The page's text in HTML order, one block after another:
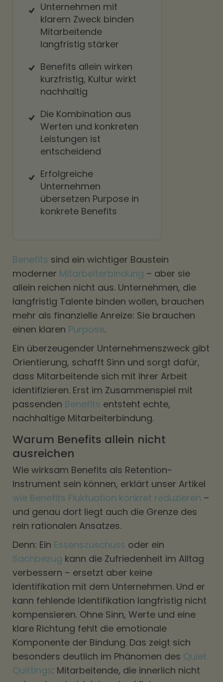
Unternehmen mit
klarem Zweck binden
Mitarbeitende
langfristig stärker
Benefits allein wirken
kurzfristig, Kultur wirkt
nachhaltig
Die Kombination aus
Werten und konkreten
Leistungen ist
entscheidend
Erfolgreiche
Unternehmen
übersetzen Purpose in
konkrete Benefits
Benefits sind ein wichtiger Baustein
moderner Mitarbeiterbindung – aber sie
allein reichen nicht aus. Unternehmen, die
langfristig Talente binden wollen, brauchen
mehr als finanzielle Anreize: Sie brauchen
einen klaren Purpose.
Ein überzeugender Unternehmenszweck gibt
Orientierung, schafft Sinn und sorgt dafür,
dass Mitarbeitende sich mit ihrer Arbeit
identifizieren. Erst im Zusammenspiel mit
passenden Benefits entsteht echte,
nachhaltige Mitarbeiterbindung.
Warum Benefits allein nicht
ausreichen
Wie wirksam Benefits als Retention-
Instrument sein können, erklärt unser Artikel
wie Benefits Fluktuation konkret reduzieren –
und genau dort liegt auch die Grenze des
rein rationalen Ansatzes.
Denn: Ein Essenszuschuss oder ein
Sachbezug kann die Zufriedenheit im Alltag
verbessern – ersetzt aber keine
Identifikation mit dem Unternehmen. Und er
kann fehlende Identifikation langfristig nicht
kompensieren. Ohne Sinn, Werte und eine
klare Richtung fehlt die emotionale
Komponente der Bindung. Das zeigt sich
besonders deutlich im Phänomen des Quiet
Quittings: Mitarbeitende, die innerlich nicht